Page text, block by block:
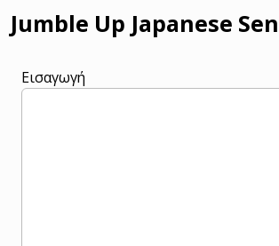
Jumble Up Japanese
Εισαγωγή